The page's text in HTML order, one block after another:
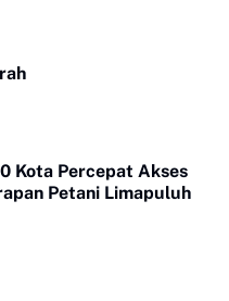
Kota Percepat Akses
Petani Limapuluh